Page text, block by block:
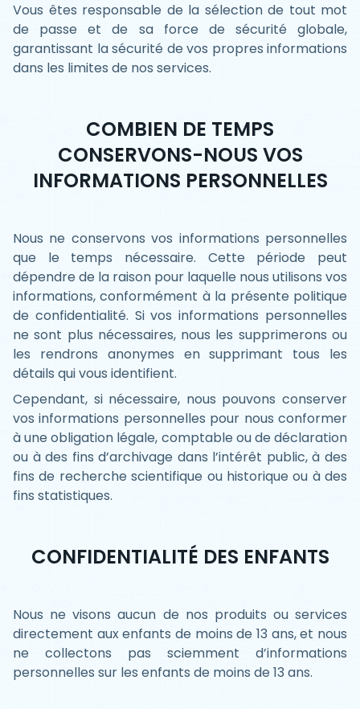
Vous êtes responsable de la sélection de tout mot
de passe et de sa force de sécurité globale,
garantissant la sécurité de vos propres informations
dans les limites de nos services.
COMBIEN DE TEMPS
CONSERVONS-NOUS VOS
INFORMATIONS PERSONNELLES
Nous ne conservons vos informations personnelles
que le temps nécessaire. Cette période peut
dépendre de la raison pour laquelle nous utilisons vos
informations, conformément à la présente politique
de confidentialité. Si vos informations personnelles
ne sont plus nécessaires, nous les supprimerons ou
les rendrons anonymes en supprimant tous les
détails qui vous identifient.
Cependant, si nécessaire, nous pouvons conserver
vos informations personnelles pour nous conformer
à une obligation légale, comptable ou de déclaration
ou à des fins d’archivage dans l’intérêt public, à des
fins de recherche scientifique ou historique ou à des
fins statistiques.
CONFIDENTIALITÉ DES ENFANTS
Nous ne visons aucun de nos produits ou services
directement aux enfants de moins de 13 ans, et nous
ne collectons pas sciemment d’informations
personnelles sur les enfants de moins de 13 ans.